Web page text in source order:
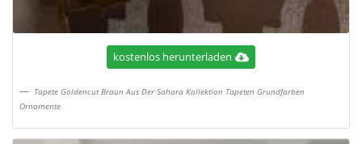
kostenlos herunterladen
Tapete Goldencut Braun Aus Der Sahara Kollektion Tapeten Grundfarben
Ornamente